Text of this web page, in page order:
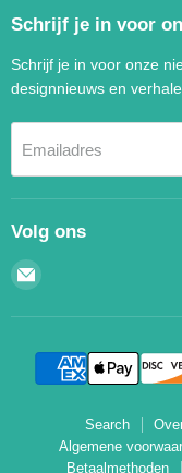
Schrijf je in voor
Schrijf je in voor onze
designnieuws en
Emailadres
Volg ons
Email
Search
Algemene
Betaalmethoden